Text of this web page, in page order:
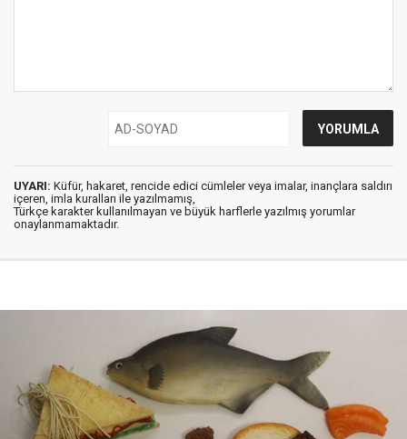
UYARI: Küfür, hakaret, rencide edici cümleler veya imalar, inançlara saldırı
içeren, imla kuralları ile yazılmamış,
Türkçe karakter kullanılmayan ve büyük harflerle yazılmış yorumlar
onaylanmamaktadır.